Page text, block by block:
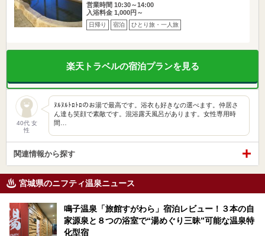
営業時間 10:30～14:00
入浴料金 1,000円～
日帰り 宿泊 ひとり旅・一人旅
楽天トラベルの宿泊プランを見る
40代 女
性
ﾇﾙﾇﾙﾄﾛﾄﾛのお湯で最高です。浴衣も好きなの選べます。仲居さ
ん達も笑顔で素敵です。混浴露天風呂があります。女性専用時
間…
関連情報から探す
宮城県のニフティ温泉ニュース
鳴子温泉「旅館すがわら」宿泊レビュー！３本の自
家源泉と８つの浴室で“湯めぐり三昧”可能な温泉特
化型宿